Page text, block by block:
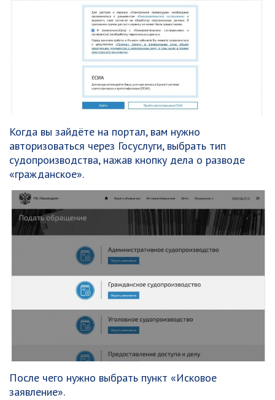
Когда вы зайдёте на портал, вам нужно
авторизоваться через Госуслуги, выбрать тип
судопроизводства, нажав кнопку дела о разводе
«гражданское».
После чего нужно выбрать пункт «Исковое
заявление».